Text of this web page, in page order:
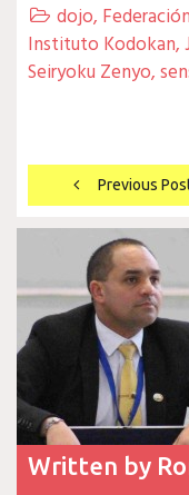
 dojo,
Instituto Kodokan,
Seiryoku Zenyo,
Navegación
de
entradas
Previous
Written by